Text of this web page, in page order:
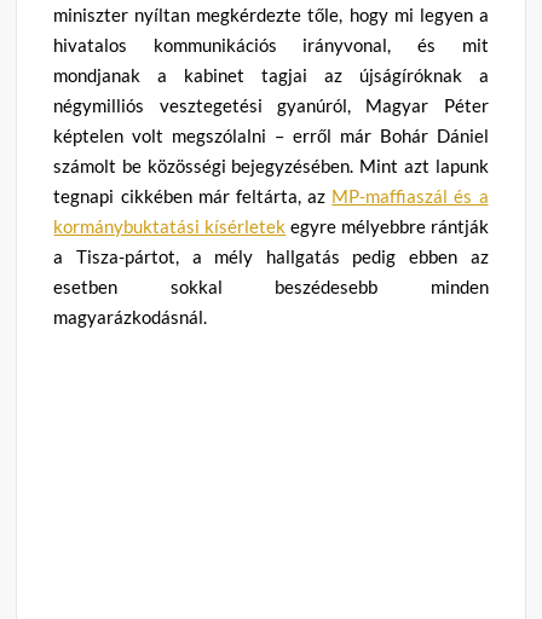
miniszter nyíltan megkérdezte tőle, hogy mi legyen a
hivatalos kommunikációs irányvonal, és mit
mondjanak a kabinet tagjai az újságíróknak a
négymilliós vesztegetési gyanúról, Magyar Péter
képtelen volt megszólalni – erről már Bohár Dániel
számolt be közösségi bejegyzésében. Mint azt lapunk
tegnapi cikkében már feltárta, az MP-maffiaszál és a
kormánybuktatási kísérletek egyre mélyebbre rántják
a Tisza-pártot, a mély hallgatás pedig ebben az
esetben sokkal beszédesebb minden
magyarázkodásnál.